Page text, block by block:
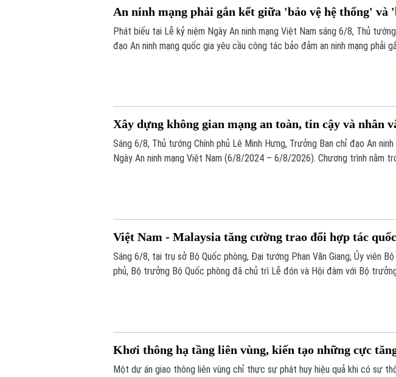
An ninh mạng phải gắn kết giữa 'bảo vệ hệ thống' và
Phát biểu tại Lễ kỷ niệm Ngày An ninh mạng Việt Nam sáng 6/8, Thủ
đạo An ninh mạng quốc gia yêu cầu công tác bảo đảm an ninh mạng phải
Xây dựng không gian mạng an toàn, tin cậy và nhân
Sáng 6/8, Thủ tướng Chính phủ Lê Minh Hưng, Trưởng Ban chỉ đạo An
Ngày An ninh mạng Việt Nam (6/8/2024 – 6/8/2026). Chương trình nằm
Việt Nam - Malaysia tăng cường trao đổi hợp tác
Sáng 6/8, tại trụ sở Bộ Quốc phòng, Đại tướng Phan Văn Giang, Ủy viên
phủ, Bộ trưởng Bộ Quốc phòng đã chủ trì Lễ đón và Hội đàm với Bộ
Khơi thông hạ tầng liên vùng, kiến tạo những cực
Một dự án giao thông liên vùng chỉ thực sự phát huy hiệu quả khi có sự